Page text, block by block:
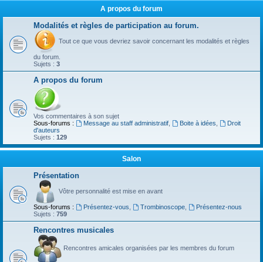
A propos du forum
Modalités et règles de participation au forum.
Tout ce que vous devriez savoir concernant les modalités et règles
du forum.
Sujets : 3
A propos du forum
Vos commentaires à son sujet
Sous-forums :
Message au staff administratif, Boite à idées
Droit
d'auteurs
Sujets : 129
Salon
Présentation
Vôtre personnalité est mise en avant
Sous-forums : Présentez-vous Trombinoscope,
Présentez-nous
Sujets : 759
Rencontres musicales
Rencontres amicales organisées par les membres du forum